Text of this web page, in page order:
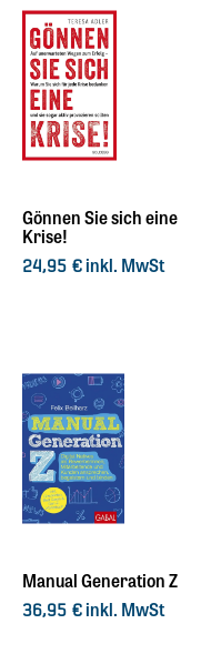
Gönnen Sie sich eine
Krise!
24,95 € inkl. MwSt
Manual Generation Z
36,95 € inkl. MwSt